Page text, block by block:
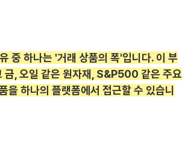
중 하나는 '거래 상품의 폭'입니다. 이 부
, 오일 같은 원자재, S&P500 같은 주요
을 하나의 플랫폼에서 접근할 수 있습니